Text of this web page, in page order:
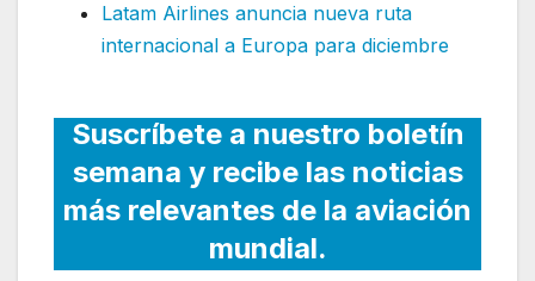
Latam Airlines anuncia nueva ruta
internacional a Europa para diciembre
Suscríbete a nuestro boletín
semana y recibe las noticias
más relevantes de la aviación
mundial.